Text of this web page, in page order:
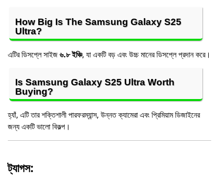
How Big Is The Samsung Galaxy S25
Ultra?
এটির ডিসপ্লে সাইজ৬.৮ ইঞ্চি, যা একটি বড় এবং উচ্চ মানের ডিসপ্লে প্রদান করে।
Is Samsung Galaxy S25 Ultra Worth
Buying?
হ্যাঁ, এটি তার শক্তিশালী পারফরম্যান্স, উন্নত ক্যামেরা এবং প্রিমিয়াম ডিজাইনের
জন্য একটি ভালো বিকল্প।
ট্যাগস: